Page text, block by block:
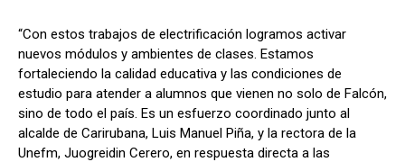
“Con estos trabajos de electrificación logramos activar
nuevos módulos y ambientes de clases. Estamos
fortaleciendo la calidad educativa y las condiciones de
estudio para atender a alumnos que vienen no solo de Falcón,
sino de todo el país. Es un esfuerzo coordinado junto al
alcalde de Carirubana, Luis Manuel Piña, y la rectora de la
Unefm, Juogreidin Cerero, en respuesta directa a las